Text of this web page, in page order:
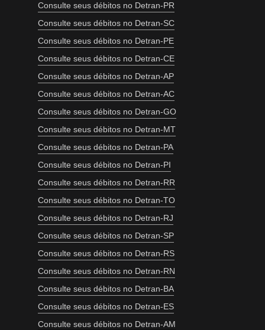
Consulte seus débitos no Detran-PR
Consulte seus débitos no Detran-SC
Consulte seus débitos no Detran-PE
Consulte seus débitos no Detran-CE
Consulte seus débitos no Detran-AP
Consulte seus débitos no Detran-AC
Consulte seus débitos no Detran-GO
Consulte seus débitos no Detran-MT
Consulte seus débitos no Detran-PA
Consulte seus débitos no Detran-PI
Consulte seus débitos no Detran-RR
Consulte seus débitos no Detran-TO
Consulte seus débitos no Detran-RJ
Consulte seus débitos no Detran-SP
Consulte seus débitos no Detran-RS
Consulte seus débitos no Detran-RN
Consulte seus débitos no Detran-BA
Consulte seus débitos no Detran-ES
Consulte seus débitos no Detran-AM